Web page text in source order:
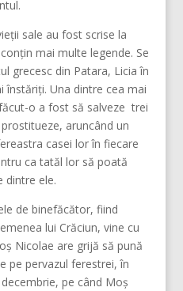
sale au fost scrise la
mai multe legende. Se
grecesc din Patara, Licia în
înstăriți. Una dintre cea mai
o a fost să salveze trei
aruncând un
casei lor în fiecare
ca tatăl lor să poată
dintre ele.
de binefăcător, fiind
lui Crăciun, vine cu
Nicolae are grijă să pună
pe pervazul ferestrei, în
pe când Moș